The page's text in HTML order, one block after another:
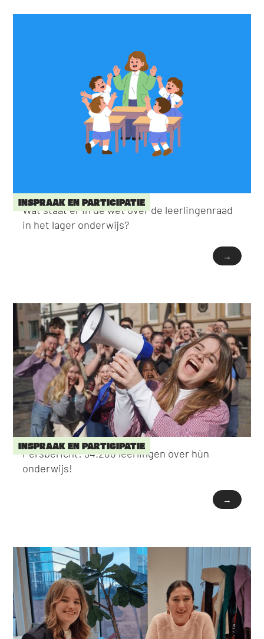
INSPRAAK EN PARTICIPATIE
Wat staat er in de wet over de leerlingenraad
in het lager onderwijs?
→
INSPRAAK EN PARTICIPATIE
Persbericht: 34.288 leerlingen over hùn
onderwijs!
→